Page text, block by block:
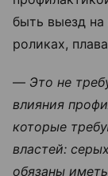
быть выезд на
роликах,
— Это не
влияния
которые
властей:
обязаны